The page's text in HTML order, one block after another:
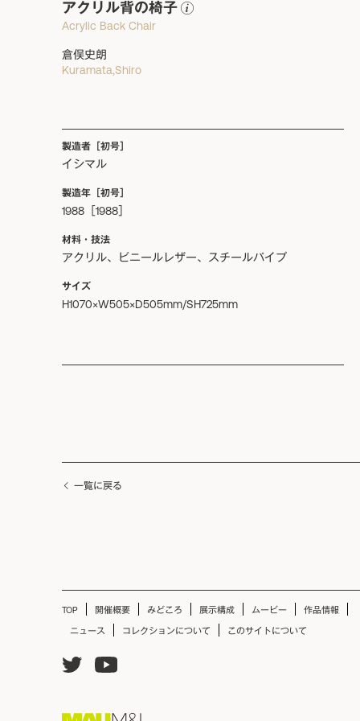
アクリル背の椅子
Acrylic Back Chair
倉俣史朗
Kuramata,Shiro
製造者［初号］
イシマル
製造年［初号］
1988［1988］
材料・技法
アクリル、ビニールレザー、スチールパイプ
サイズ
H1070×W505×D505mm/SH725mm
一覧に戻る
TOP 開催概要 みどころ 展示構成 ムービー 作品情報
ニュース コレクションについて このサイトについて